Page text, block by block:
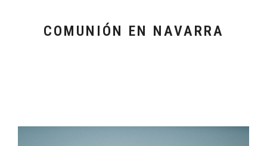
COMUNIÓN EN NAVARRA